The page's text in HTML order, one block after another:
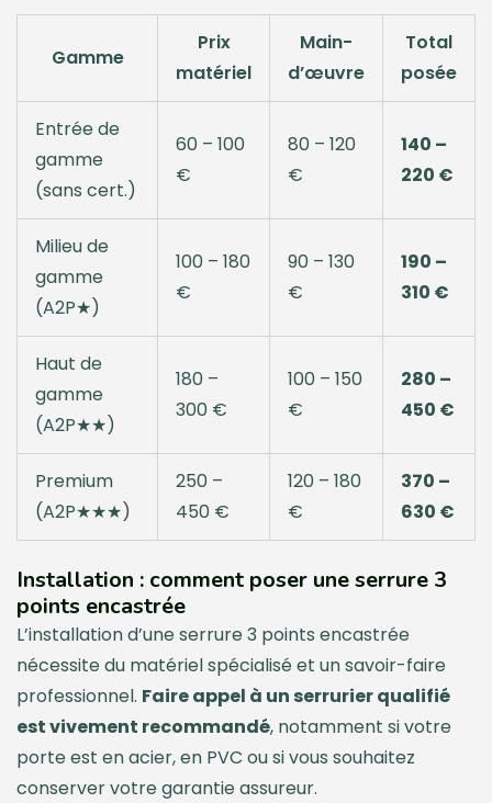
Gamme
Prix
matériel
Main-
d’œuvre
Total
posée
Entrée de
gamme
(sans cert.)
60 – 100
€
80 – 120
€
140 –
220 €
Milieu de
gamme
(A2P★)
100 – 180
€
90 – 130
€
190 –
310 €
Haut de
gamme
(A2P★★)
180 –
300 €
100 – 150
€
280 –
450 €
Premium
(A2P★★★)
250 –
450 €
120 – 180
€
370 –
630 €
Installation : comment poser une serrure 3
points encastrée
L’installation d’une serrure 3 points encastrée
nécessite du matériel spécialisé et un savoir-faire
professionnel. Faire appel à un serrurier qualifié
est vivement recommandé, notamment si votre
porte est en acier, en PVC ou si vous souhaitez
conserver votre garantie assureur.